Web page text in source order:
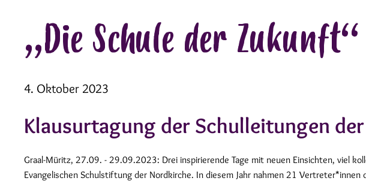
„Die Schule der Zukunft“
4. Oktober 2023
Klausurtagung der Schulleitungen
Graal-Müritz, 27.09. - 29.09.2023: Drei inspirierende Tage mit neuen Einsichten, viel
Evangelischen Schulstiftung der Nordkirche. In diesem Jahr nahmen 21